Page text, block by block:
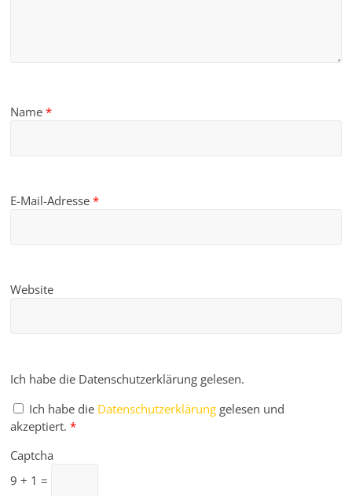
Name*
E-Mail-Adresse*
Website
Ich habe die Datenschutzerklärung gelesen.
Ich habe die Datenschutzerklärung gelesen und
akzeptiert. *
Captcha
9 + 1 =